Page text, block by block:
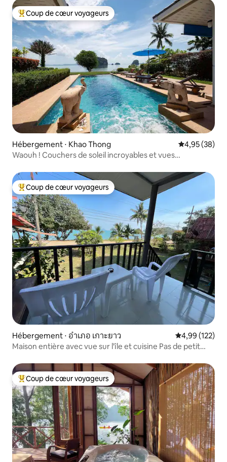
Coups de cœur voyageurs les plus appréciés
Coup de cœur voyageurs
Hébergement ⋅ Khao Thong Évaluation
4,95 (38)
Waouh ! Couchers de soleil incroyables et vues
Coups de cœur voyageurs les plus appréciés
Coup de cœur voyageurs
Hébergement ⋅ อำเภอ เกาะยาว Évaluation
4,99 (122)
Maison entière avec vue sur l'île et cuisine Pas de petit
Coups de cœur voyageurs les plus appréciés
Coup de cœur voyageurs